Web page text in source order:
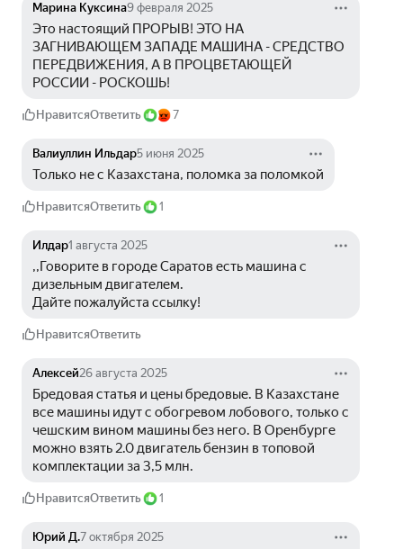
Марина Куксина9 февраля 2025
Это настоящий ПРОРЫВ! ЭТО НА
ЗАГНИВАЮЩЕМ ЗАПАДЕ МАШИНА - СРЕДСТВО
ПЕРЕДВИЖЕНИЯ, А В ПРОЦВЕТАЮЩЕЙ
РОССИИ - РОСКОШЬ!
НравитсяОтветить 7
Валиуллин Ильдар5 июня 2025
Только не с Казахстана, поломка за поломкой
НравитсяОтветить 1
Илдар1 августа 2025
,,Говорите в городе Саратов есть машина с
дизельным двигателем.
Дайте пожалуйста ссылку!
НравитсяОтветить
Алексей26 августа 2025
Бредовая статья и цены бредовые. В Казахстане
все машины идут с обогревом лобового, только с
чешским вином машины без него. В Оренбурге
можно взять 2.0 двигатель бензин в топовой
комплектации за 3,5 млн.
НравитсяОтветить 1
Юрий Д.7 октября 2025